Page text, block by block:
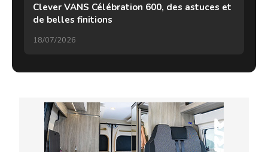
Clever VANS Célébration 600, des astuces et
de belles finitions
18/07/2026